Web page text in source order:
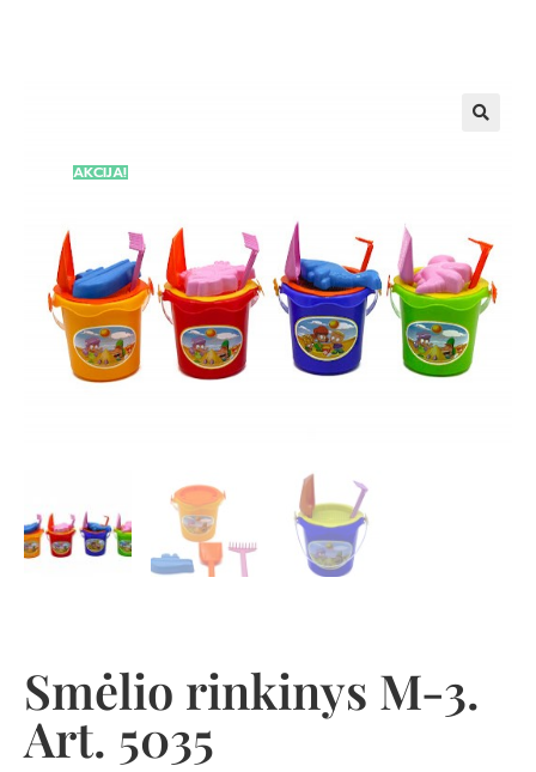
AKCIJA!
Smėlio rinkinys M-3.
Art. 5035